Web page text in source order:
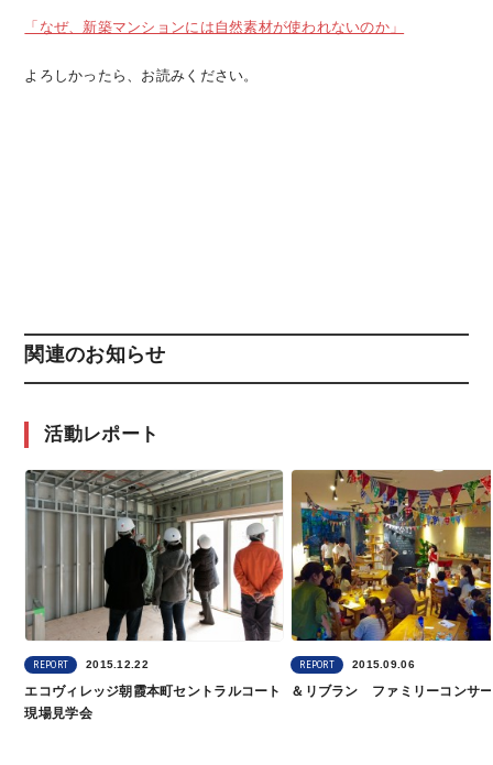
「なぜ、新築マンションには自然素材が使われないのか」
よろしかったら、お読みください。
関連のお知らせ
活動レポート
REPORT 2015.12.22
エコヴィレッジ朝霞本町セントラルコート
現場見学会
REPORT 2015.09.06
＆リブラン ファミリーコンサ